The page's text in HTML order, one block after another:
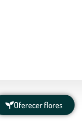
Oferecer flores